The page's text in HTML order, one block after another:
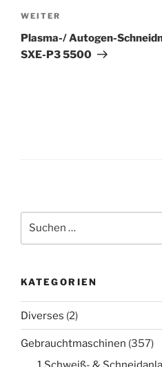
Nächster
Beitrag
WEITER
Plasma-/ Autogen-
SXE-P3 5500
nach:
KATEGORIEN
Diverses (2)
Gebrauchtmaschinen (357)